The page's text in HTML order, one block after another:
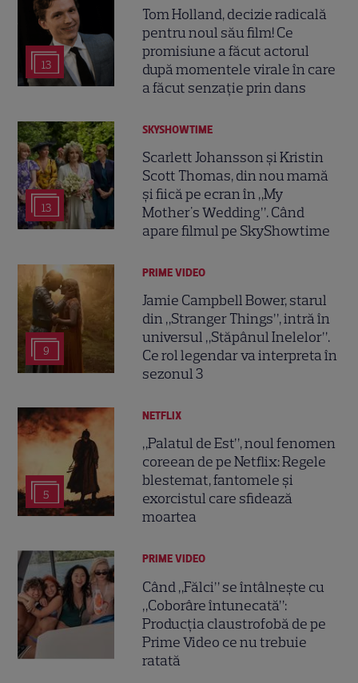
13
Tom Holland, decizie radicală
pentru noul său film! Ce
promisiune a făcut actorul
după momentele virale în care
a făcut senzație prin dans
13
SKYSHOWTIME
Scarlett Johansson și Kristin
Scott Thomas, din nou mamă
și fiică pe ecran în „My
Mother's Wedding”. Când
apare filmul pe SkyShowtime
9
PRIME VIDEO
Jamie Campbell Bower, starul
din „Stranger Things”, intră în
universul „Stăpânul Inelelor”.
Ce rol legendar va interpreta în
sezonul 3
5
NETFLIX
„Palatul de Est”, noul fenomen
coreean de pe Netflix: Regele
blestemat, fantomele și
exorcistul care sfidează
moartea
PRIME VIDEO
Când „Fălci” se întâlnește cu
„Coborâre întunecată”:
Producția claustrofobă de pe
Prime Video ce nu trebuie
ratată